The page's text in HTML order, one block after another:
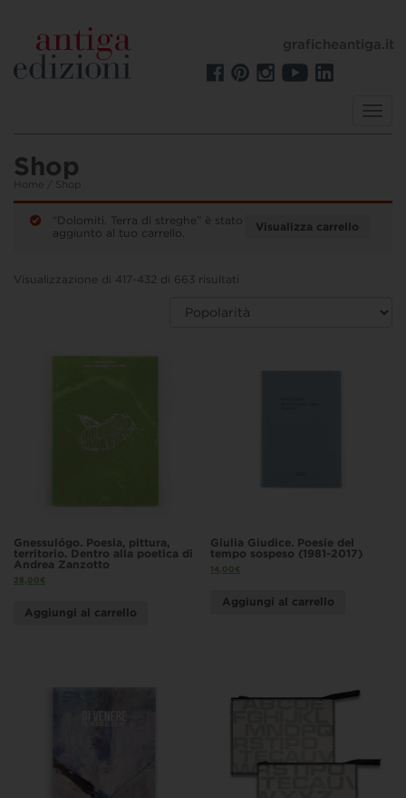
graficheantiga.it
Shop
Home / Shop
Visualizza carrello
“Dolomiti. Terra di streghe” è stato
aggiunto al tuo carrello.
Visualizzazione di 417-432 di 663 risultati
Gnessulógo. Poesia, pittura,
territorio. Dentro alla poetica di
Andrea Zanzotto
28,00€
Aggiungi al carrello
Giulia Giudice. Poesie del
tempo sospeso (1981-2017)
14,00€
Aggiungi al carrello